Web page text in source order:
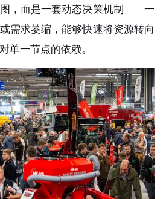
，而是一套动态决策机制——一
需求萎缩，能够快速将资源转向
单一节点的依赖。